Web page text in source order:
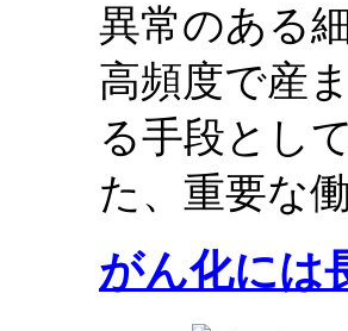
異常のある
高頻度で産
る手段とし
た、重要な
がん化には